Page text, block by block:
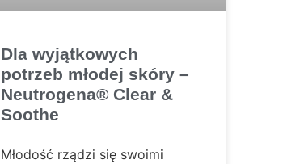
Dla wyjątkowych
potrzeb młodej skóry –
Neutrogena® Clear &
Soothe
Młodość rządzi się swoimi